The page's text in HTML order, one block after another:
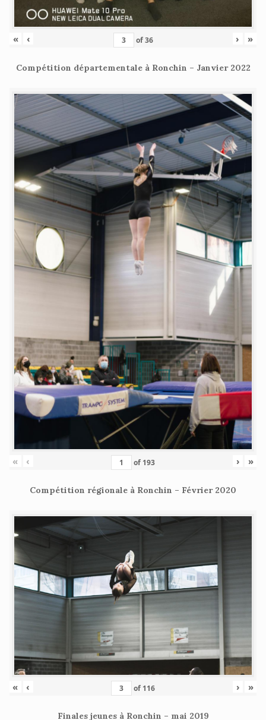
« ‹ of36 › »
Compétition départementale à Ronchin – Janvier 2022
« ‹ of 193 › »
Compétition régionale à Ronchin – Février 2020
« ‹ of 116 › »
Finales jeunes à Ronchin – mai 2019